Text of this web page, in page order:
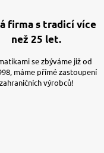
firma s tradicí více
než 25 let.
se zbýváme již od
máme přímé zastoupení
zahraničních výrobců!